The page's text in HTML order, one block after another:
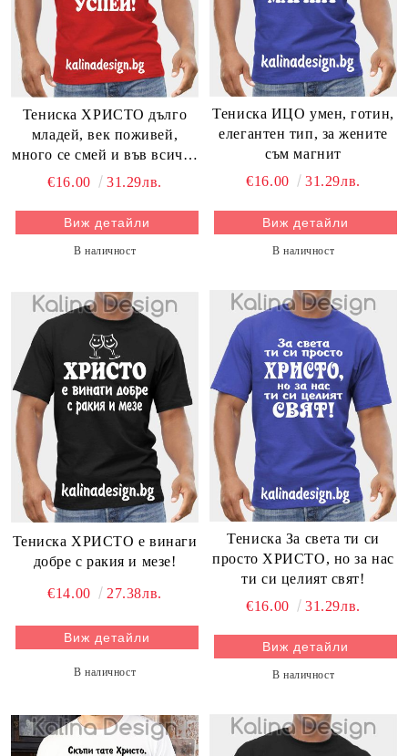
Тениска ХРИСТО дълго
младей, век поживей,
много се смей и във всичко
успей!
€16.00 31.29лв.
Виж детайли
В наличност
Тениска ИЦО умен, готин,
елегантен тип, за жените
съм магнит
€16.00
31.29лв.
Виж детайли
В наличност
Тениска ХРИСТО е винаги
добре с ракия и мезе!
€14.00 27.38лв.
Виж детайли
В наличност
Тениска За света ти си
просто ХРИСТО, но за нас
ти си целият свят!
€16.00
31.29лв.
Виж детайли
В наличност